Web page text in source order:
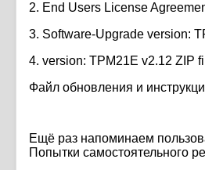
2. End Users License
3. Software-Upgrade version:
4. version: TPM21E v2.12 ZIP
Файл обновления и
Ещё раз напоминаем
Попытки самостоятельного